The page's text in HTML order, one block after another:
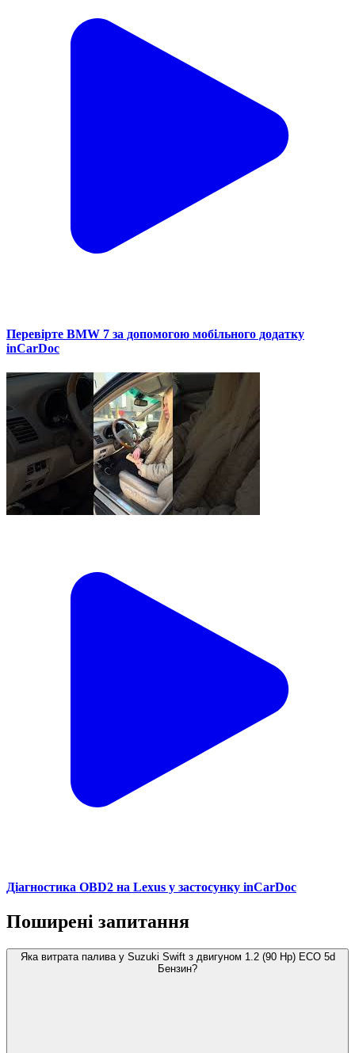
Перевірте BMW 7 за допомогою мобільного додатку
inCarDoc
Діагностика OBD2 на Lexus у застосунку inCarDoc
Поширені запитання
Яка витрата палива у Suzuki Swift з двигуном 1.2 (90 Hp) ECO 5d
Бензин?